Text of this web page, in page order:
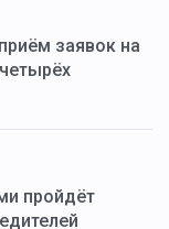
заявок на
пройдёт